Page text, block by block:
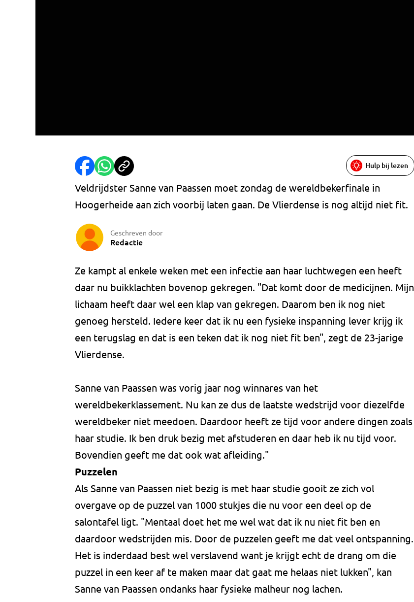
Hulp bij lezen
Veldrijdster Sanne van Paassen moet zondag de wereldbekerfinale in
Hoogerheide aan zich voorbij laten gaan. De Vlierdense is nog altijd niet fit.
Geschreven door
Redactie
Ze kampt al enkele weken met een infectie aan haar luchtwegen een heeft
daar nu buikklachten bovenop gekregen. "Dat komt door de medicijnen. Mijn
lichaam heeft daar wel een klap van gekregen. Daarom ben ik nog niet
genoeg hersteld. Iedere keer dat ik nu een fysieke inspanning lever krijg ik
een terugslag en dat is een teken dat ik nog niet fit ben", zegt de 23-jarige
Vlierdense.
Sanne van Paassen was vorig jaar nog winnares van het
wereldbekerklassement. Nu kan ze dus de laatste wedstrijd voor diezelfde
wereldbeker niet meedoen. Daardoor heeft ze tijd voor andere dingen zoals
haar studie. Ik ben druk bezig met afstuderen en daar heb ik nu tijd voor.
Bovendien geeft me dat ook wat afleiding."
Puzzelen
Als Sanne van Paassen niet bezig is met haar studie gooit ze zich vol
overgave op de puzzel van 1000 stukjes die nu voor een deel op de
salontafel ligt. "Mentaal doet het me wel wat dat ik nu niet fit ben en
daardoor wedstrijden mis. Door de puzzelen geeft me dat veel ontspanning.
Het is inderdaad best wel verslavend want je krijgt echt de drang om die
puzzel in een keer af te maken maar dat gaat me helaas niet lukken", kan
Sanne van Paassen ondanks haar fysieke malheur nog lachen.